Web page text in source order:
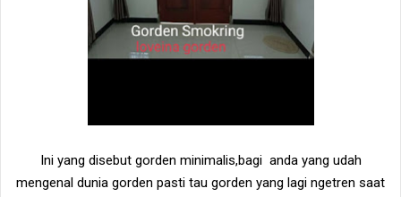
Ini yang disebut gorden minimalis,bagi anda yang udah
mengenal dunia gorden pasti tau gorden yang lagi ngetren saat